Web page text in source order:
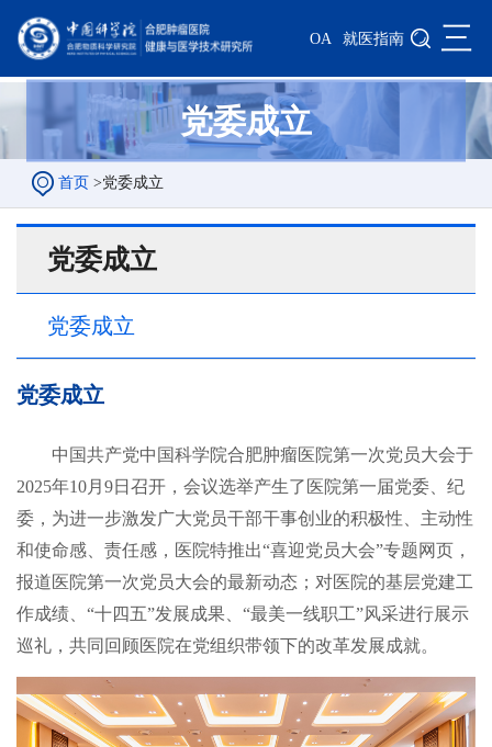
OA 就医指南 三
党委成立
首页 >党委成立
党委成立
党委成立
党委成立
中国共产党中国科学院合肥肿瘤医院第一次党员大会于
2025年10月9日召开， 会议选举产生了 医院第一届党委、纪
委，为进一步激发广大党员干部干事创业的积极性、主动性
和使命感、责任感，医院特推出“喜迎党员大会”专题网页，
报道医院第一次党员大会的最新动态；对医院的基层党建工
作成绩、“十四五”发展成果、“最美一线职工”风采进行展示
巡礼，共同回顾医院在党组织带领下的改革发展成就。